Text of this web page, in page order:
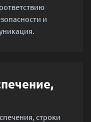
и
строки